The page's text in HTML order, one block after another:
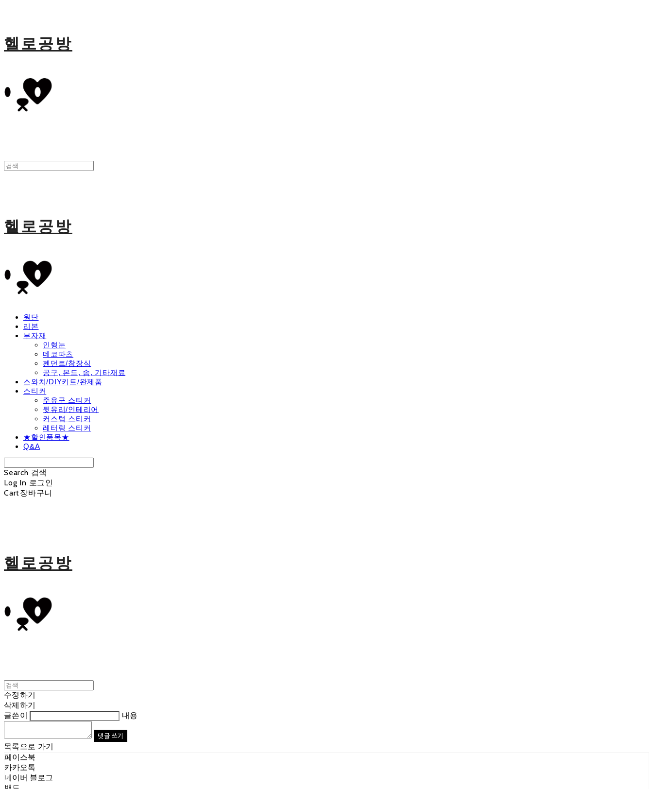
헬로공방
헬로공방
원단
리본
부자재
인형눈
데코파츠
펜던트/참장식
공구, 본드, 솜, 기타재료
스와치/DIY키트/완제품
스티커
주유구 스티커
뒷유리/인테리어
커스텀 스티커
레터링 스티커
★할인품목★
Q&A
Search 검색
Log In 로그인
Cart장바구니
헬로공방
수정하기
삭제하기
글쓴이
내용
댓글 쓰기
목록으로 가기
페이스북
카카오톡
네이버 블로그